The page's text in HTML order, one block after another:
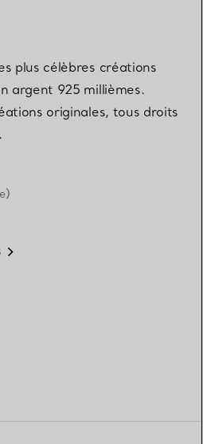
plus célèbres créations
argent 925 millièmes.
originales, tous droits